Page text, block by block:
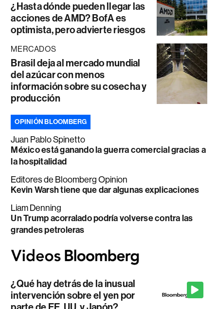
¿Hasta dónde pueden llegar las
acciones de AMD? BofA es
optimista, pero advierte riesgos
MERCADOS
Brasil deja al mercado mundial
del azúcar con menos
información sobre su cosecha y
producción
OPINIÓN BLOOMBERG
Juan Pablo Spinetto
México está ganando la guerra comercial gracias a
la hospitalidad
Editores de Bloomberg Opinion
Kevin Warsh tiene que dar algunas explicaciones
Liam Denning
Un Trump acorralado podría volverse contra las
grandes petroleras
¿Qué hay detrás de la inusual
intervención sobre el yen por